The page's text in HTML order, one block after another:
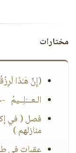
مختارات
(إِنَّ هَـٰذَا
فصل ( في
منازلهم )